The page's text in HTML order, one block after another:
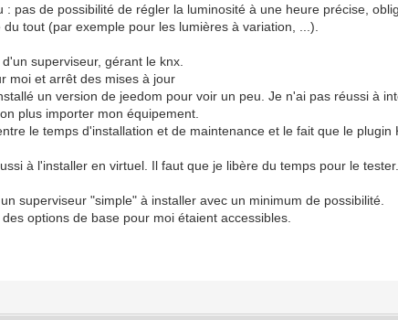
: pas de possibilité de régler la luminosité à une heure précise,
tout (par exemple pour les lumières à variation, ...).
superviseur, gérant le knx.
moi et arrêt des mises à jour
un version de jeedom pour voir un peu. Je n'ai pas réussi à
plus importer mon équipement.
le temps d'installation et de maintenance et le fait que le
à l'installer en virtuel. Il faut que je libère du temps pour le tester.
superviseur "simple" à installer avec un minimum de possibilité.
options de base pour moi étaient accessibles.